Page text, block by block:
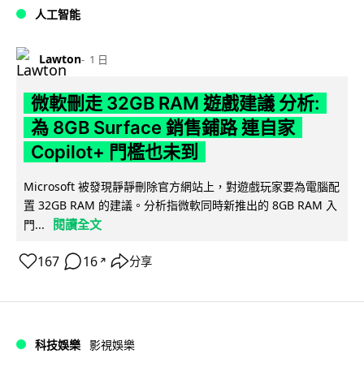
人工智能
Lawton 1 日
微軟刪走 32GB RAM 遊戲建議 分析:
為 8GB Surface 銷售鋪路 連自家
Copilot+ 門檻也未到
Microsoft 被發現靜靜刪除官方網站上，對遊戲玩家要為電腦配
置 32GB RAM 的建議。分析指微軟同時新推出的 8GB RAM 入
門...
閱讀全文
167 16 ↗ 分享
科技娛樂 影視娛樂